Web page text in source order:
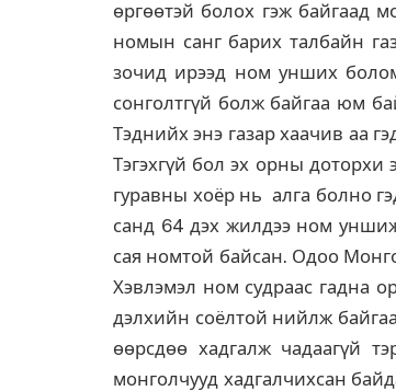
өргөөтэй болох гэж байгаад
номын санг барих талбайн
зочид ирээд ном унших
сонголтгүй болж байгаа юм
Тэднийх энэ газар хаачив аа
Тэгэхгүй бол эх орны
гуравны хоёр нь алга болно
санд 64 дэх жилдээ ном
сая номтой байсан. Одоо
Хэвлэмэл ном судраас гадна
дэлхийн соёлтой нийлж
өөрсдөө хадгалж чадаагүй
монголчууд хадгалчихсан